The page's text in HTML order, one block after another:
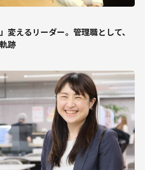
変えるリーダー。管理職として、
跡